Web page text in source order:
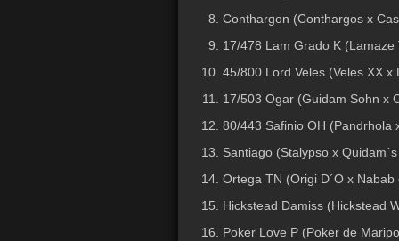
Conthargon (Conthargos x
17/478 Lam Grado K (Lamaze
45/800 Lord Veles (Veles XX x
17/503 Ogar (Guidam Sohn x
80/443 Safinio OH (Pandrhola
Santiago (Stalypso x
Ortega TN (Origi D´O x Nabab
Hickstead Damiss (Hickstead
Poker Love P (Poker de